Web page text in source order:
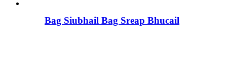
Bag Siubhail Bag Sreap Bhucail